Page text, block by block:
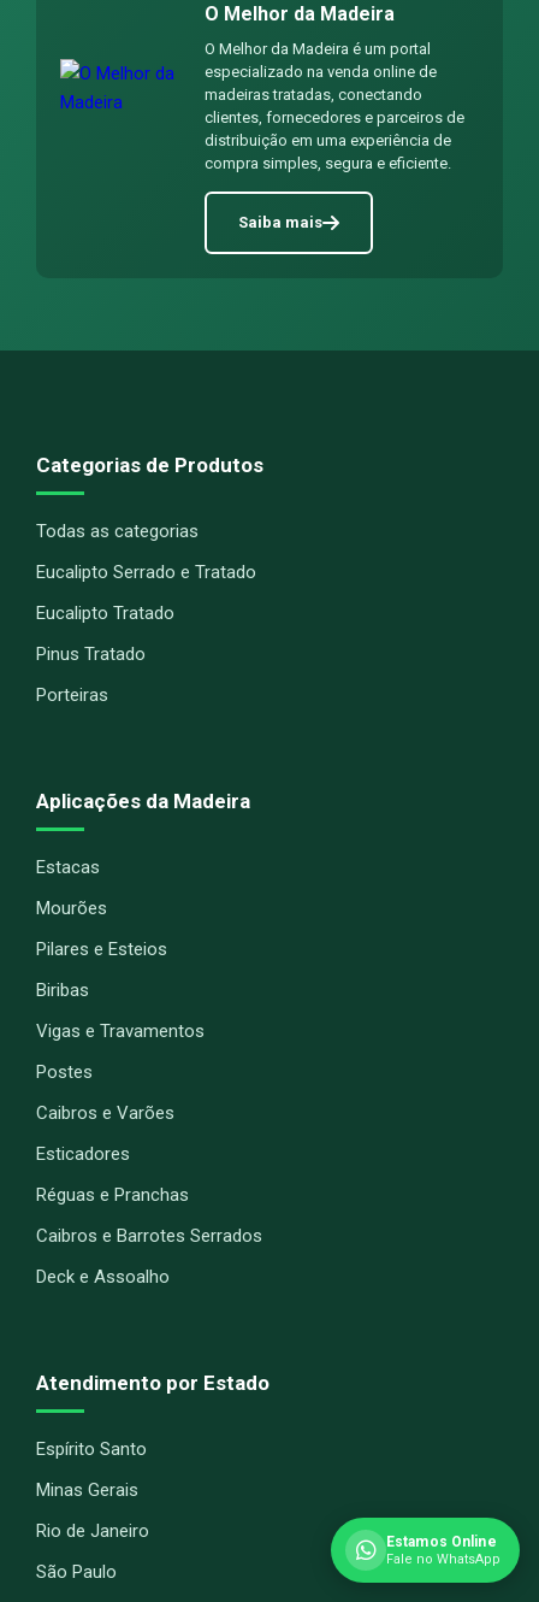
O Melhor da Madeira
O Melhor da Madeira é um portal
especializado na venda online de
madeiras tratadas, conectando
clientes, fornecedores e parceiros de
distribuição em uma experiência de
compra simples, segura e eficiente.
Saiba mais
Categorias de Produtos
Todas as categorias
Eucalipto Serrado e Tratado
Eucalipto Tratado
Pinus Tratado
Porteiras
Aplicações da Madeira
Estacas
Mourões
Pilares e Esteios
Biribas
Vigas e Travamentos
Postes
Caibros e Varões
Esticadores
Réguas e Pranchas
Caibros e Barrotes Serrados
Deck e Assoalho
Atendimento por Estado
Espírito Santo
Minas Gerais
Rio de Janeiro
São Paulo
Estamos Online
Fale no WhatsApp